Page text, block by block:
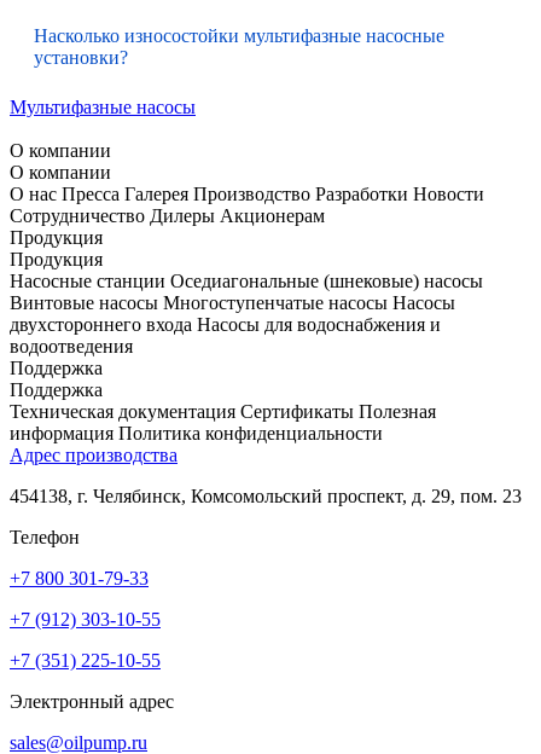
Насколько износостойки мультифазные насосные
установки?
Мультифазные насосы
О компании
О компании
О нас Пресса Галерея Производство Разработки Новости
Сотрудничество Дилеры Акционерам
Продукция
Продукция
Насосные станции Оседиагональные (шнековые) насосы
Винтовые насосы Многоступенчатые насосы Насосы
двухстороннего входа Насосы для водоснабжения и
водоотведения
Поддержка
Поддержка
Техническая документация Сертификаты Полезная
информация Политика конфиденциальности
Адрес производства
454138, г. Челябинск, Комсомольский проспект, д. 29, пом. 23
Телефон
+7 800 301-79-33
+7 (912) 303-10-55
+7 (351) 225-10-55
Электронный адрес
sales@oilpump.ru